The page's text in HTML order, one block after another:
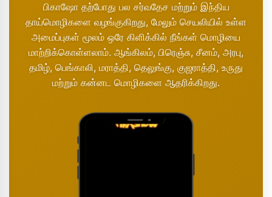
பிகாஷோ தற்போது பல சர்வதேச மற்றும் இந்திய
தாய்மொழிகளை வழங்குகிறது, மேலும் செயலியில் உள்ள
அமைப்புகள் மூலம் ஒரே கிளிக்கில் நீங்கள் மொழியை
மாற்றிக்கொள்ளலாம். ஆங்கிலம், பிரெஞ்சு, சீனம், அரபு,
தமிழ், பெங்காலி, மராத்தி, தெலுங்கு, குஜராத்தி, உருது
மற்றும் கன்னட மொழிகளை ஆதரிக்கிறது.